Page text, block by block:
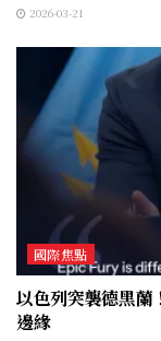
2026-03-21
國際焦點
以色列突襲德黑
邊緣